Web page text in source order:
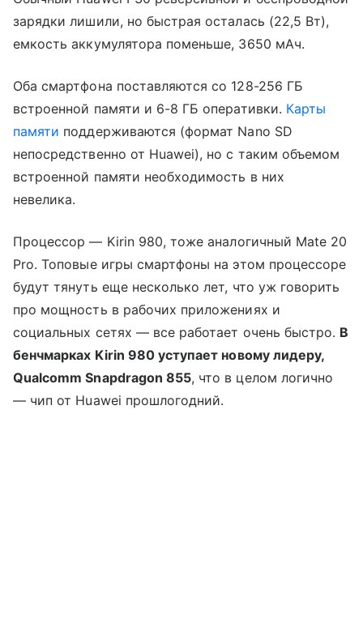
зарядки лишили, но быстрая осталась (22,5 Вт),
емкость аккумулятора поменьше, 3650 мАч.
Оба смартфона поставляются со 128-256 ГБ
встроенной памяти и 6-8 ГБ оперативки. Карты
памяти поддерживаются (формат Nano SD
непосредственно от Huawei), но с таким объемом
встроенной памяти необходимость в них
невелика.
Процессор — Kirin 980, тоже аналогичный Mate 20
Pro. Топовые игры смартфоны на этом процессоре
будут тянуть еще несколько лет, что уж говорить
про мощность в рабочих приложениях и
социальных сетях — все работает очень быстро. В
бенчмарках Kirin 980 уступает новому лидеру,
Qualcomm Snapdragon 855, что в целом логично
— чип от Huawei прошлогодний.